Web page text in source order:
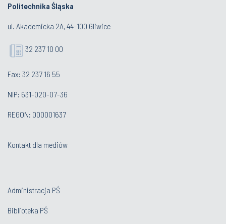
Politechnika Śląska
ul. Akademicka 2A, 44-100 Gliwice
32 237 10 00
Fax: 32 237 16 55
NIP: 631-020-07-36
REGON: 000001637
Kontakt dla mediów
Administracja PŚ
Biblioteka PŚ